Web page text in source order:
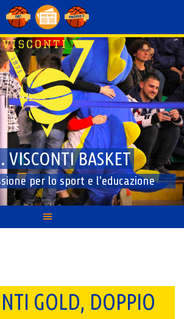
VISCONTI BASKET
per lo sport e l'educazione
GOLD, DOPPIO